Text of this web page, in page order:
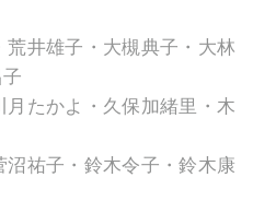
井雄子・大槻典子・大林
たかよ・久保加緒里・木
祐子・鈴木令子・鈴木康